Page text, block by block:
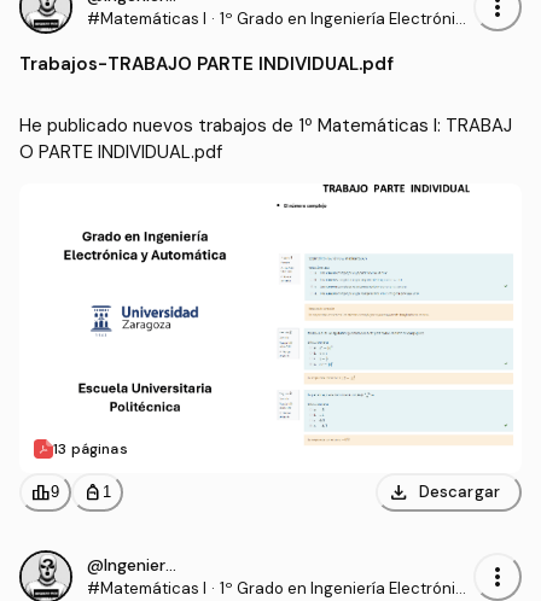
#Matemáticas I · 1º Grado en Ingeniería Electrónic
Trabajos-TRABAJO PARTE INDIVIDUAL.pdf
He publicado nuevos trabajos de 1º Matemáticas I: TRABAJ
O PARTE INDIVIDUAL.pdf
13 páginas
leaderboard9 personal_bag 1 download Descargar
@IngenieroProo
#Matemáticas I · 1º Grado en Ingeniería Electrónic
more_vert